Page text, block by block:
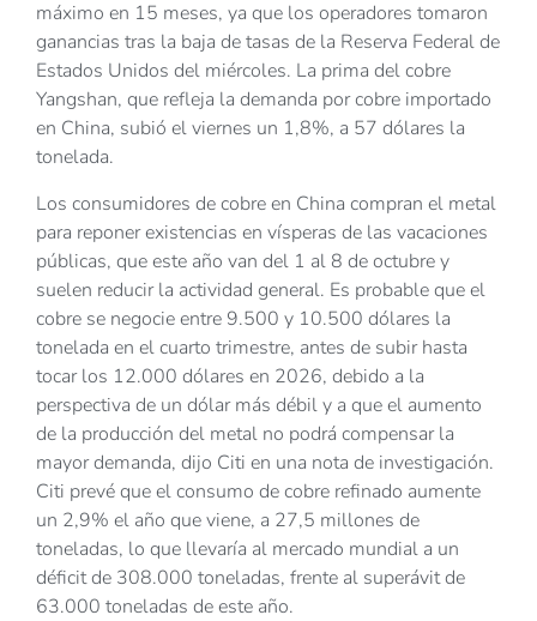
máximo en 15 meses, ya que los operadores tomaron
ganancias tras la baja de tasas de la Reserva Federal de
Estados Unidos del miércoles. La prima del cobre
Yangshan, que refleja la demanda por cobre importado
en China, subió el viernes un 1,8%, a 57 dólares la
tonelada.
Los consumidores de cobre en China compran el metal
para reponer existencias en vísperas de las vacaciones
públicas, que este año van del 1 al 8 de octubre y
suelen reducir la actividad general. Es probable que el
cobre se negocie entre 9.500 y 10.500 dólares la
tonelada en el cuarto trimestre, antes de subir hasta
tocar los 12.000 dólares en 2026, debido a la
perspectiva de un dólar más débil y a que el aumento
de la producción del metal no podrá compensar la
mayor demanda, dijo Citi en una nota de investigación.
Citi prevé que el consumo de cobre refinado aumente
un 2,9% el año que viene, a 27,5 millones de
toneladas, lo que llevaría al mercado mundial a un
déficit de 308.000 toneladas, frente al superávit de
63.000 toneladas de este año.